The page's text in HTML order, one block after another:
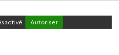
Autoriser